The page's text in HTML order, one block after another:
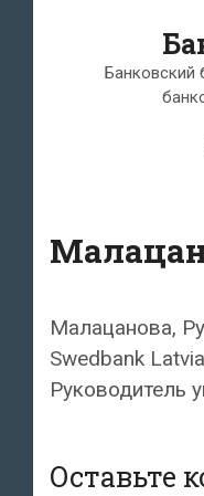
содержимому
Банковский
Малацанова,
Swedbank
Руководитель
Оставьте